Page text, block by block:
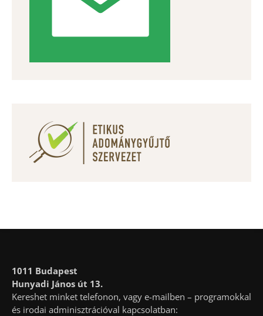
1011 Budapest
Hunyadi János út 13.
Kereshet minket telefonon, vagy e-mailben – programokkal
és irodai adminisztrációval kapcsolatban: